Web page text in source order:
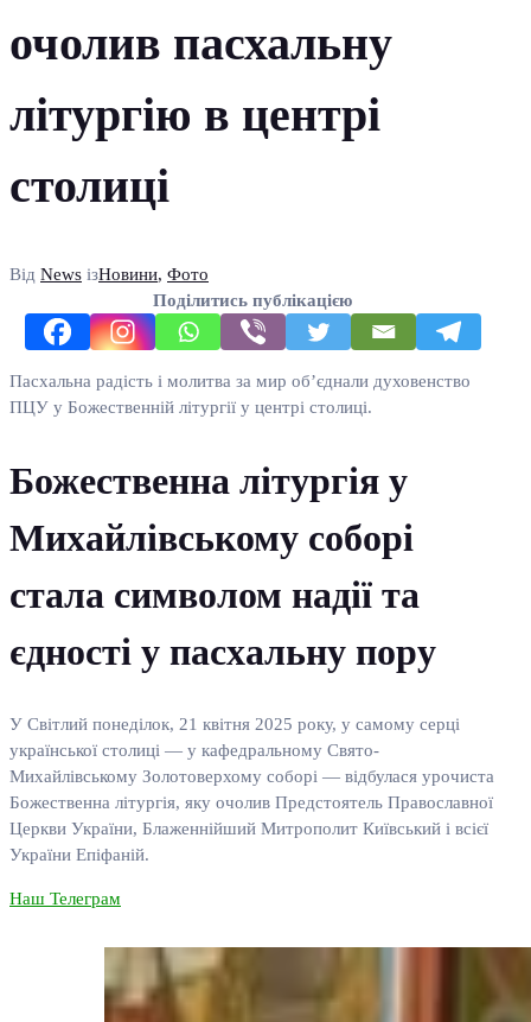
очолив пасхальну
літургію в центрі
столиці
Від News ізНовини, Фото
Поділитись публікацією
Пасхальна радість і молитва за мир об’єднали духовенство
ПЦУ у Божественній літургії у центрі столиці.
Божественна літургія у
Михайлівському соборі
стала символом надії та
єдності у пасхальну пору
У Світлий понеділок, 21 квітня 2025 року, у самому серці
української столиці — у кафедральному Свято-
Михайлівському Золотоверхому соборі — відбулася урочиста
Божественна літургія, яку очолив Предстоятель Православної
Церкви України, Блаженнійший Митрополит Київський і всієї
України Епіфаній.
Наш Телеграм